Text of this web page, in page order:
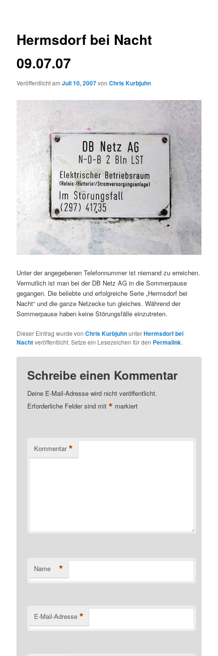
Hermsdorf bei Nacht
09.07.07
Veröffentlicht amJuli 10, 2007vonChris Kurbjuhn
Unter der angegebenen Telefonnummer ist niemand zu erreichen.
Vermutlich ist man bei der DB Netz AG in die Sommerpause
gegangen. Die beliebte und erfolgreiche Serie „Hermsdorf bei
Nacht“ und die ganze Netzecke tun gleiches. Während der
Sommerpause haben keine Störungsfälle einzutreten.
Dieser Eintrag wurde vonChris KurbjuhnunterHermsdorf bei
Nachtveröffentlicht. Setze ein Lesezeichen für den Permalink.
Schreibe einen Kommentar
Deine E-Mail-Adresse wird nicht veröffentlicht.
Erforderliche Felder sind mit* markiert
Kommentar *
Name *
E-Mail-Adresse *